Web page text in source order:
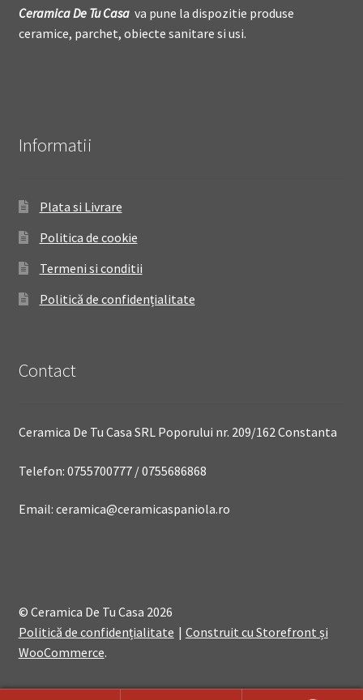
Ceramica DeTu Casava pune la dispozitie produse
ceramice, parchet, obiecte sanitare si usi.
Informatii
Plata si Livrare
Politica de cookie
Termeni si conditii
Politică de confidențialitate
Contact
Ceramica De Tu Casa SRL Poporului nr. 209/162 Constanta
Telefon: 0755700777 / 0755686868
Email: ceramica@ceramicaspaniola.ro
© Ceramica De Tu Casa 2026
Politică de confidențialitate
Construit cu Storefront și
WooCommerce.